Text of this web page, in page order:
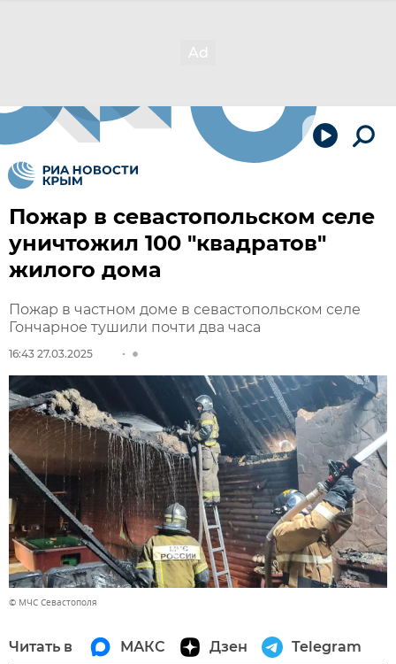
Пожар в севастопольском селе
уничтожил 100 "квадратов"
жилого дома
Пожар в частном доме в севастопольском селе
Гончарное тушили почти два часа
16:43 27.03.2025
© МЧС Севастополя
Читать в МАКС Дзен Telegram